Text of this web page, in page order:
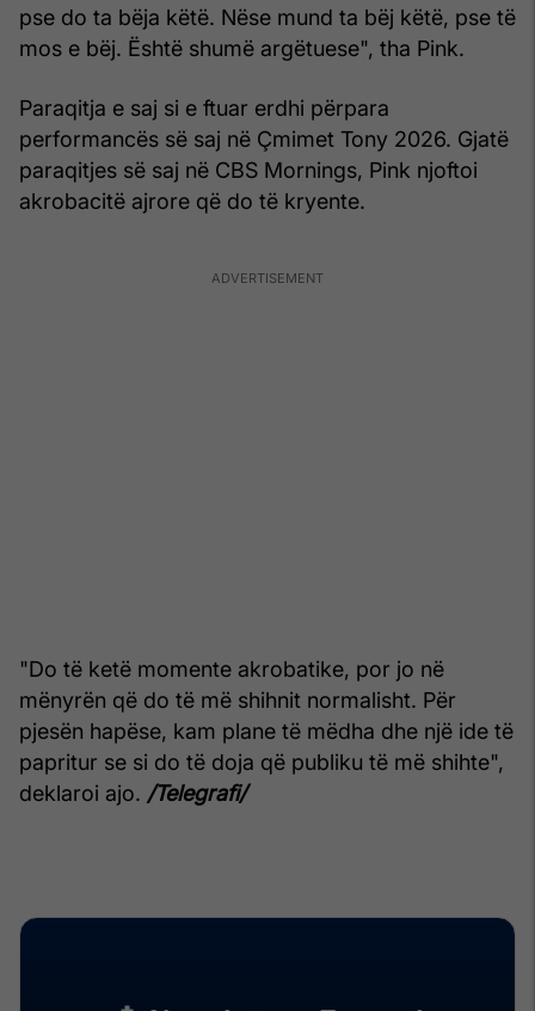
pse do ta bëja këtë. Nëse mund ta bëj këtë, pse të
mos e bëj. Është shumë argëtuese", tha Pink.
Paraqitja e saj si e ftuar erdhi përpara
performancës së saj në Çmimet Tony 2026. Gjatë
paraqitjes së saj në CBS Mornings, Pink njoftoi
akrobacitë ajrore që do të kryente.
"Do të ketë momente akrobatike, por jo në
mënyrën që do të më shihnit normalisht. Për
pjesën hapëse, kam plane të mëdha dhe një ide të
papritur se si do të doja që publiku të më shihte",
deklaroi ajo. /Telegrafi/